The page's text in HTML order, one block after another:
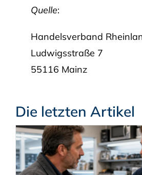
Quelle:
Handelsverband
Ludwigsstraße 7
55116 Mainz
Die letzten Artikel